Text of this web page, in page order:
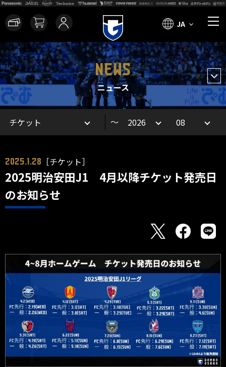
JA
NEWS
ニュース
～
2025.1.28 ［チケット］
2025明治安田J1 4月以降チケット発売日
のお知らせ